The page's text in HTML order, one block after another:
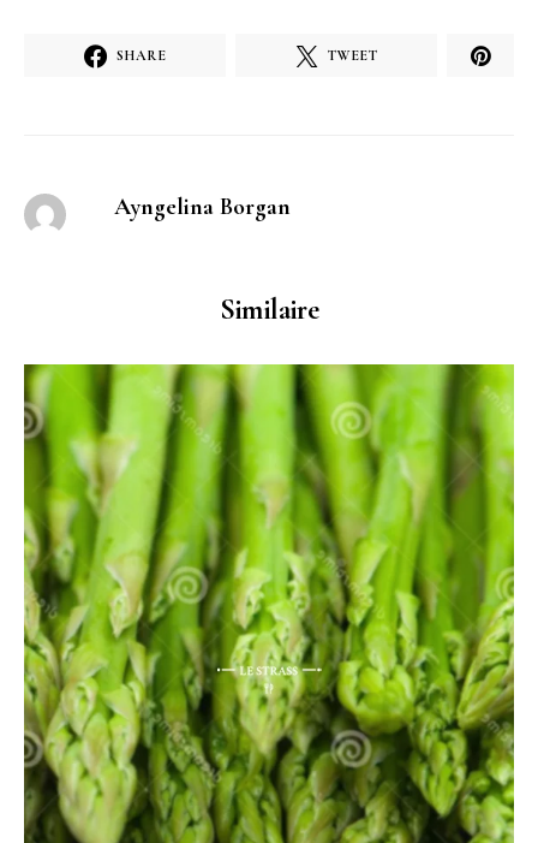
SHARE TWEET
Ayngelina Borgan
Similaire